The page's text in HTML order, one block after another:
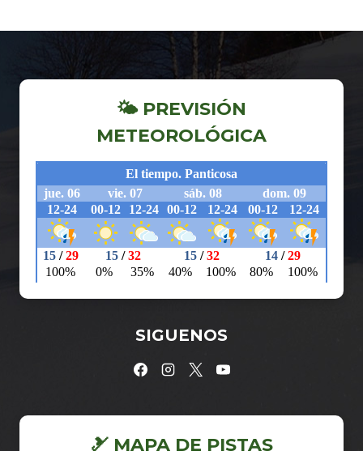
🌤 PREVISIÓN
METEOROLÓGICA
SIGUENOS
🎿 MAPA DE PISTAS